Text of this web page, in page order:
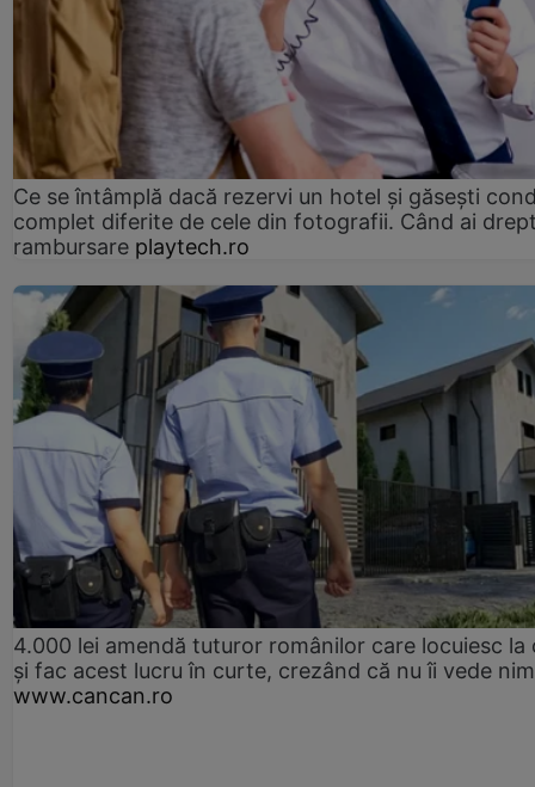
Ce se întâmplă dacă rezervi un hotel și găsești
complet diferite de cele din fotografii. Când ai
rambursare playtech.ro
4.000 lei amendă tuturor românilor care locuiesc la
și fac acest lucru în curte, crezând că nu îi vede
www.cancan.ro